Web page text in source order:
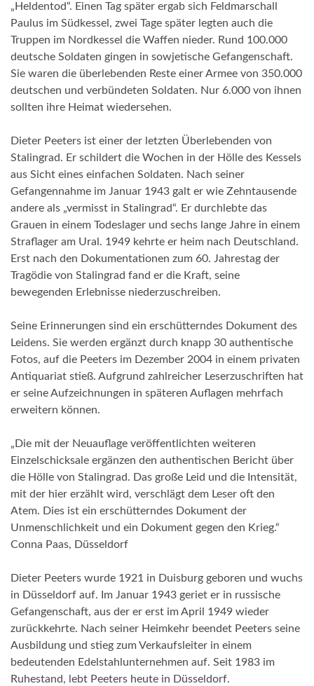
„Heldentod“. Einen Tag später ergab sich Feldmarschall
Paulus im Südkessel, zwei Tage später legten auch die
Truppen im Nordkessel die Waffen nieder. Rund 100.000
deutsche Soldaten gingen in sowjetische Gefangenschaft.
Sie waren die überlebenden Reste einer Armee von 350.000
deutschen und verbündeten Soldaten. Nur 6.000 von ihnen
sollten ihre Heimat wiedersehen.
Dieter Peeters ist einer der letzten Überlebenden von
Stalingrad. Er schildert die Wochen in der Hölle des Kessels
aus Sicht eines einfachen Soldaten. Nach seiner
Gefangennahme im Januar 1943 galt er wie Zehntausende
andere als „vermisst in Stalingrad“. Er durchlebte das
Grauen in einem Todeslager und sechs lange Jahre in einem
Straflager am Ural. 1949 kehrte er heim nach Deutschland.
Erst nach den Dokumentationen zum 60. Jahrestag der
Tragödie von Stalingrad fand er die Kraft, seine
bewegenden Erlebnisse niederzuschreiben.
Seine Erinnerungen sind ein erschütterndes Dokument des
Leidens. Sie werden ergänzt durch knapp 30 authentische
Fotos, auf die Peeters im Dezember 2004 in einem privaten
Antiquariat stieß. Aufgrund zahlreicher Leserzuschriften hat
er seine Aufzeichnungen in späteren Auflagen mehrfach
erweitern können.
„Die mit der Neuauflage veröffentlichten weiteren
Einzelschicksale ergänzen den authentischen Bericht über
die Hölle von Stalingrad. Das große Leid und die Intensität,
mit der hier erzählt wird, verschlägt dem Leser oft den
Atem. Dies ist ein erschütterndes Dokument der
Unmenschlichkeit und ein Dokument gegen den Krieg.“
Conna Paas, Düsseldorf
Dieter Peeters wurde 1921 in Duisburg geboren und wuchs
in Düsseldorf auf. Im Januar 1943 geriet er in russische
Gefangenschaft, aus der er erst im April 1949 wieder
zurückkehrte. Nach seiner Heimkehr beendet Peeters seine
Ausbildung und stieg zum Verkaufsleiter in einem
bedeutenden Edelstahlunternehmen auf. Seit 1983 im
Ruhestand, lebt Peeters heute in Düsseldorf.